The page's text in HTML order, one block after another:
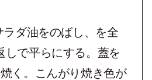
ダ油をのばし、を全
しで平らにする。蓋を
く。こんがり焼き色が